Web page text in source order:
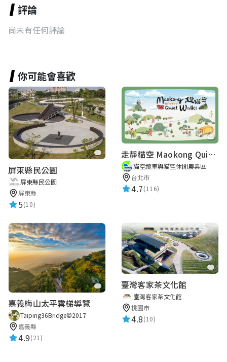
評論
尚未有任何評論
你可能會喜歡
屏東縣民公園
屏東縣民公園
屏東縣
5(10)
走靜貓空 Maokong Quiet Walks
貓空纜車與貓空休閒農業區
台北市
4.7(116)
嘉義梅山太平雲梯導覽
Taiping36Bridge©2017
嘉義縣
4.9(21)
臺灣客家茶文化館
臺灣客家茶文化館
桃園市
4.8(10)